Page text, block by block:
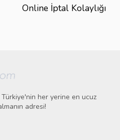
Online İptal Kolaylığı
her yerine en ucuz
adresi!